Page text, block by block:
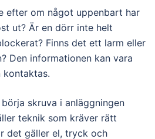
efter om något uppenbart har
ut? Är en dörr inte helt
Finns det ett larm eller
Den informationen kan vara
kontaktas.
skruva i anläggningen
teknik som kräver rätt
det gäller el, tryck och